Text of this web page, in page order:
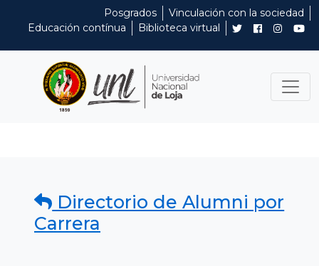
Posgrados
Vinculación con la sociedad
Educación contínua
Biblioteca virtual
Directorio de Alumni por
Carrera